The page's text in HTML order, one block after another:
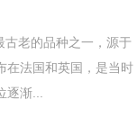
老的品种之一，源于
在法国和英国，是当时
渐...